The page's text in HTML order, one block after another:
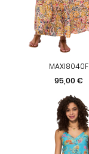
MAXI8040F
Prix
95,00 €